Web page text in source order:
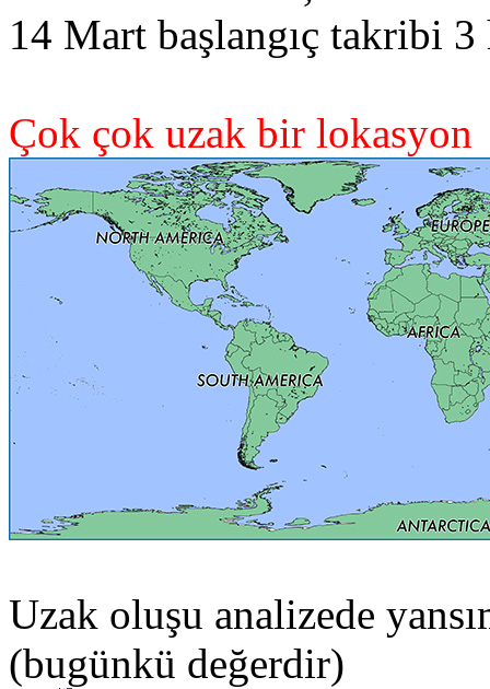
14 Mart başlangıç takribi
Çok çok uzak bir
Uzak oluşu analizede
(bugünkü değerdir)